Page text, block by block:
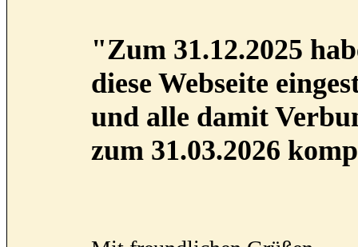
"Zum 31.12.2025
diese Webseite
und alle damit
zum 31.03.2026